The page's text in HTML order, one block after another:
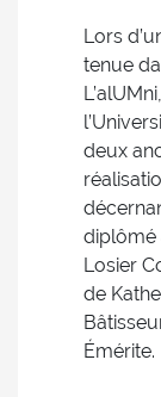
Lors
tenue
deux
diplômé
Losier
de
Émérite.